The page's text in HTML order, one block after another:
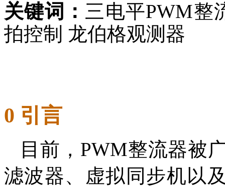
关键词： 三电平PWM整
拍控制 龙伯格观测器
0 引言
目前，PWM整流器被
滤波器、虚拟同步机以